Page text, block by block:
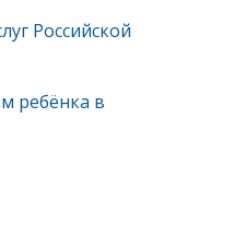
Российской
ребёнка в